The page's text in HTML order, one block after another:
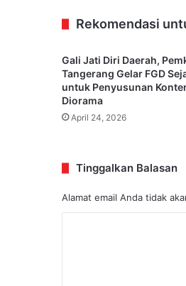
Rekomendasi
Gali Jati Diri Daerah,
Tangerang Gelar FGD
untuk Penyusunan
Diorama
April 24, 2026
Tinggalkan Balasan
Alamat email Anda tidak